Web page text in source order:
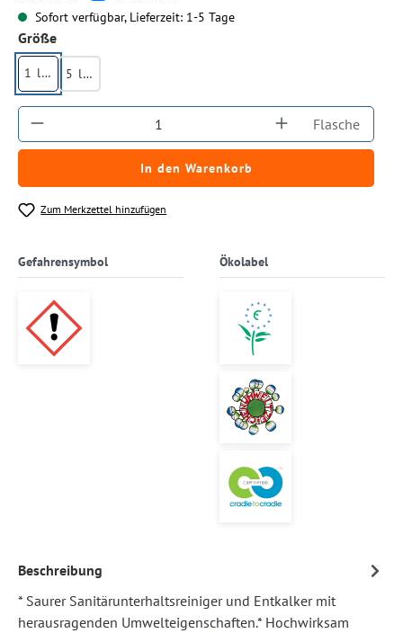
Sofort verfügbar, Lieferzeit: 1-5 Tage
Größeauswählen
1 ltr. 5 ltr.
Produkt Anzahl: Gib den gewünschten
Flasche
In den Warenkorb
Zum Merkzettel hinzufügen
Gefahrensymbol Ökolabel
Beschreibung
* Saurer Sanitärunterhaltsreiniger und Entkalker mit
herausragenden Umwelteigenschaften.* Hochwirksam